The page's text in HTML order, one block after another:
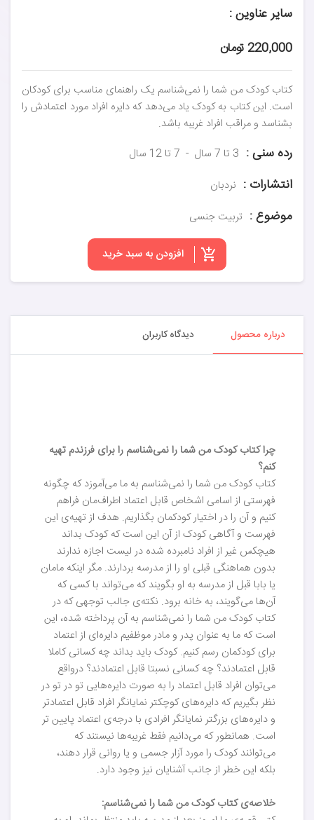
سایر عناوین :
220,000 تومان
کتاب کودک من شما را نمی‌شناسم یک راهنمای مناسب برای کودکان
است. این کتاب به کودک یاد می‌دهد که دایره افراد مورد اعتمادش را
بشناسد و مراقب افراد غریبه باشد.
رده سنی : 3 تا 7 سال 7 تا 12 سال
انتشارات : نردبان
موضوع : تربیت جنسی
افزودن به سبد خرید
درباره محصول دیدگاه کاربران
چرا کتاب کودک من شما را نمی‌شناسم را برای فرزندم تهیه
کنم؟
کتاب کودک من شما را نمی‌شناسم به ما می‌آموزد که چگونه
فهرستی از اسامی اشخاص قابل اعتماد اطراف‌مان فراهم
کنیم و آن را در اختیار کودکمان بگذاریم. هدف از تهیه‌ی این
فهرست و آگاهی کودک از آن این است که کودک بداند
هیچکس غیر از افراد نامبرده شده در لیست اجازه ندارند
بدون هماهنگی قبلی او را از مدرسه بردارند. مگر اینکه مامان
یا بابا قبل از مدرسه به او بگویند که می‌تواند با کسی که
آن‌ها می‌گویند، به خانه برود. نکته‌ی جالب توجهی که در
کتاب کودک من شما را نمی‌شناسم به آن پرداخته شده، این
است که ما به عنوان پدر و مادر موظفیم دایره‌ای از اعتماد
برای کودکمان رسم کنیم. کودک باید بداند چه کسانی کاملا
قابل اعتمادند؟ چه کسانی نسبتا قابل اعتمادند؟ درواقع
می‌توان افراد قابل اعتماد را به صورت دایره‌هایی تو در تو در
نظر بگیریم که دایره‌های کوچکتر نمایانگر افراد قابل اعتماد‌تر
و دایره‌های بزرگتر نمایانگر افرادی با درجه‌ی اعتماد پایین تر
است. همانطور که می‌دانیم فقط غریبه‌ها نیستند که
می‌توانند کودک را مورد آزار جسمی و یا روانی قرار دهند،
بلکه این خطر از جانب آشنایان نیز وجود دارد.
خلاصه‌ی کتاب کودک من شما را نمی‌شناسم: